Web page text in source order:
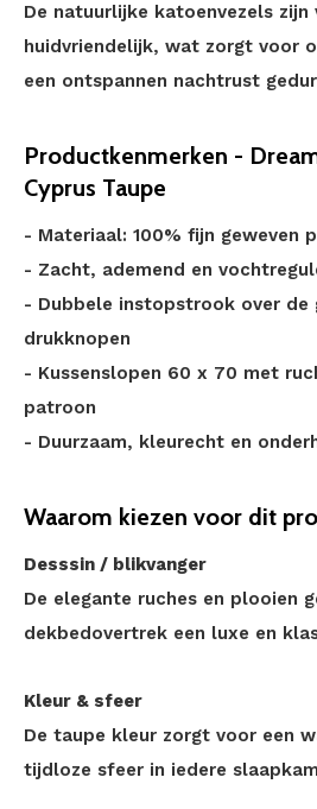
De natuurlijke katoenvezels zijn
huidvriendelijk, wat zorgt voor
een ontspannen nachtrust
Productkenmerken -
Cyprus Taupe
- Materiaal: 100% fijn geweven
- Zacht, ademend en
- Dubbele instopstrook over de
drukknopen
- Kussenslopen 60 x 70 met
patroon
- Duurzaam, kleurecht en
Waarom kiezen voor dit
Desssin / blikvanger
De elegante ruches en plooien
dekbedovertrek een luxe en
Kleur & sfeer
De taupe kleur zorgt voor een
tijdloze sfeer in iedere